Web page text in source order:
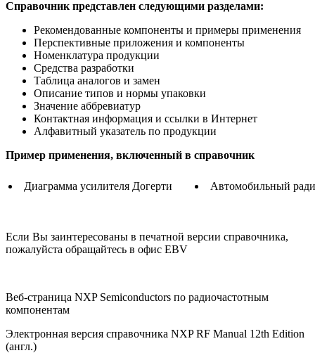
Справочник представлен следующими разделами:
Рекомендованные компоненты и примеры применения
Перспективные приложения и компоненты
Номенклатура продукции
Средства разработки
Таблица аналогов и замен
Описание типов и нормы упаковки
Значение аббревиатур
Контактная информация и ссылки в Интернет
Алфавитный указатель по продукции
Пример применения, включенный в справочник
Диаграмма усилителя Догерти Автомобильный
Если Вы заинтересованы в печатной версии справочника,
пожалуйста обращайтесь в офис EBV
Веб-страница NXP Semiconductors по радиочастотным
компонентам
Электронная версия справочника NXP RF Manual 12th Edition
(англ.)